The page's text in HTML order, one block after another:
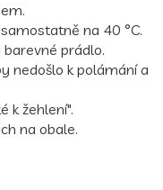
na 40 °C.
prádlo.
nedošlo k polámání a
k žehlení".
na obale.